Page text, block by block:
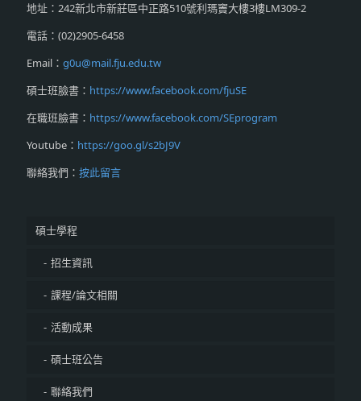
地址：242新北市新莊區中正路510號利瑪竇大樓3樓LM309-2
電話：(02)2905-6458
Email： g0u@mail.fju.edu.tw
碩士班臉書： https://www.facebook.com/fjuSE
在職班臉書： https://www.facebook.com/SEprogram
Youtube： https://goo.gl/s2bJ9V
聯絡我們： 按此留言
碩士學程
招生資訊
課程/論文相關
活動成果
碩士班公告
聯絡我們